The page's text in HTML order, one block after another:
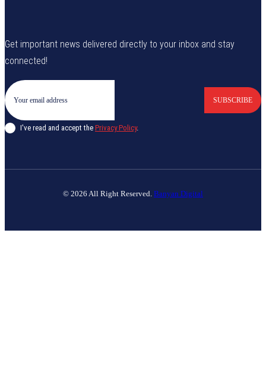
Get important news delivered directly to your inbox and stay
connected!
SUBSCRIBE
I've read and accept the Privacy Policy.
© 2026 All Right Reserved. Banyan Digital